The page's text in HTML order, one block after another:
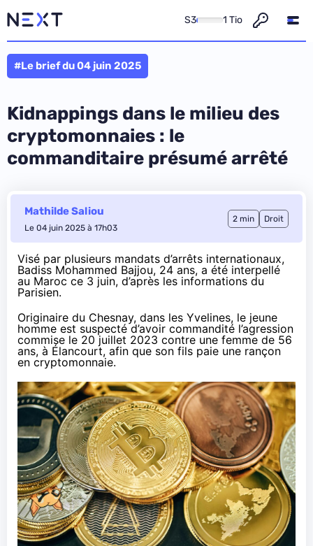
S3 1 Tio
#Le brief du 04 juin 2025
Kidnappings dans le milieu des
cryptomonnaies : le
commanditaire présumé arrêté
Mathilde Saliou
Le 04 juin 2025 à 17h03
2 min Droit
Visé par plusieurs mandats d’arrêts internationaux,
Badiss Mohammed Bajjou, 24 ans, a été interpellé
au Maroc ce 3 juin, d’après les informations du
Parisien.
Originaire du Chesnay, dans les Yvelines, le jeune
homme est suspecté d’avoir commandité l’agression
commise le 20 juillet 2023 contre une femme de 56
ans, à Élancourt, afin que son fils paie une rançon
en cryptomonnaie.